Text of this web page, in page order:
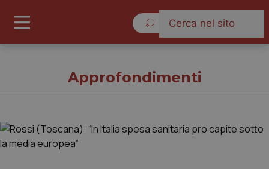
Approfondimenti